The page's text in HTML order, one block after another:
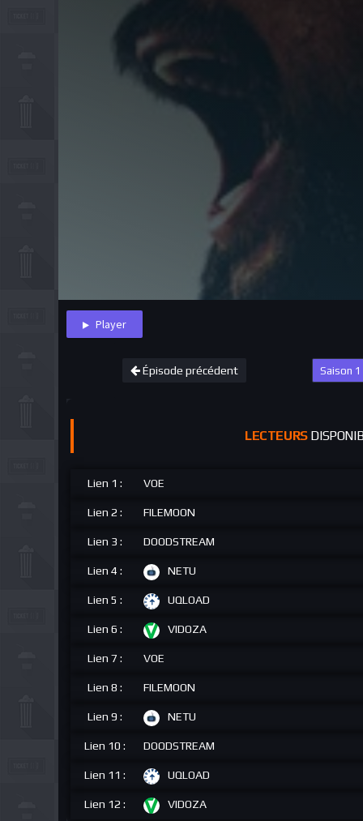
Player
Épisode précédent
LECTEURS
Lien 1 : VOE
Lien 2 : FILEMOON
Lien 3 : DOODSTREAM
Lien 4 : NETU
Lien 5 : UQLOAD
Lien 6 : VIDOZA
Lien 7 : VOE
Lien 8 : FILEMOON
Lien 9 : NETU
Lien 10 : DOODSTREAM
Lien 11 : UQLOAD
Lien 12 : VIDOZA